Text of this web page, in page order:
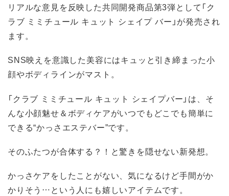
リアルな意見を反映した共同開発商品第3弾として「ク
ラブ ミミチュール キュット シェイプ バー」が発売され
ます。
SNS映えを意識した美容にはキュッと引き締まった小
顔やボディラインがマスト。
「クラブ ミミチュール キュット シェイプバー」は、そ
んな小顔魅せ＆ボディケアがいつでもどこでも簡単に
できる“かっさエステバー”です。
そのふたつが合体する？！と驚きを隠せない新発想。
かっさケアをしたことがない、気になるけど手間がか
かりそう…という人にも嬉しいアイテムです。